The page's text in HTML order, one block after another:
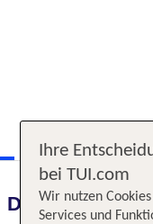
Das erwartet
Ihre
bei TUI.com
Wir nutzen
Services und